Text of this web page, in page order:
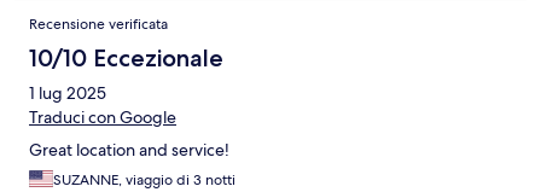
Recensione verificata
10/10 Eccezionale
1 lug 2025
Traduci con Google
Great location and service!
SUZANNE, viaggio di 3 notti